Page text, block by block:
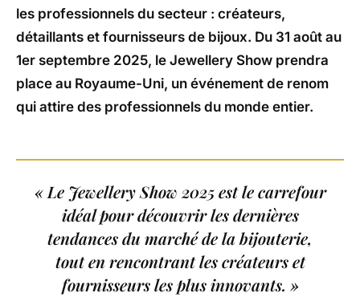
les professionnels du secteur : créateurs,
détaillants et fournisseurs de bijoux. Du 31 août au
1er septembre 2025, le Jewellery Show prendra
place au Royaume-Uni, un événement de renom
qui attire des professionnels du monde entier.
« Le Jewellery Show 2025 est le carrefour
idéal pour découvrir les dernières
tendances du marché de la bijouterie,
tout en rencontrant les créateurs et
fournisseurs les plus innovants. »